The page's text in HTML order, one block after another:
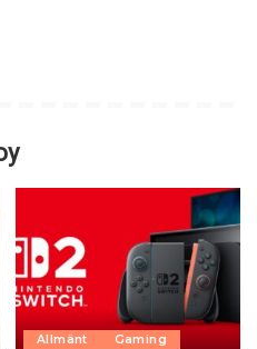
Allmänt Gaming